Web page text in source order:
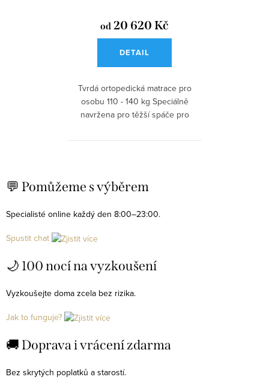
od 20 620 Kč
DETAIL
Tvrdá ortopedická matrace pro
osobu 110 - 140 kg Speciálně
navržena pro těžší spáče pro
v
á
a
p
v
k
y
v
💬 Pomůžeme s výběrem
Specialisté online každý den 8:00–23:00.
Spustit chat
🌙 100 nocí na vyzkoušení
Vyzkoušejte doma zcela bez rizika.
Jak to funguje?
🚚 Doprava i vrácení zdarma
Bez skrytých poplatků a starostí.